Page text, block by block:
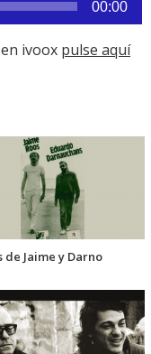
00:00
ivoox pulse aquí
de Jaime y Darno